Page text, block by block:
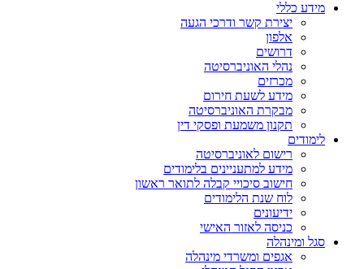
מידע כללי
יצירת קשר ודרכי הגעה
אלפון
דרושים
נהלי האוניברסיטה
מכרזים
מידע לשעת חירום
מבקרת האוניברסיטה
תקנון משמעת ופסקי דין
לימודים
רישום לאוניברסיטה
מידע למתעניינים בלימודים
חישוב סיכויי קבלה לתואר ראשון
לוח שנת הלימודים
ידיעונים
כניסה לאזור האישי
סגל ומינהלה
אגפים ומשרדי מינהלה